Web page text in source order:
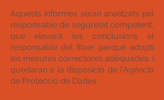
Aquests informes seran analitzats pel
responsable de seguretat competent,
que elevarà les conclusions al
responsable del fitxer perquè adopti
les mesures correctores adequades, i
quedaran a la disposició de l'Agència
de Protecció de Dades.